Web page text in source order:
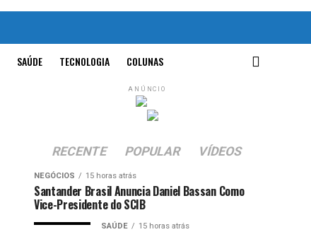
SAÚDE TECNOLOGIA COLUNAS
ANÚNCIO
RECENTE POPULAR VÍDEOS
NEGÓCIOS 15 horas atrás
Santander Brasil Anuncia Daniel Bassan Como
Vice-Presidente do SCIB
SAÚDE 15 horas atrás